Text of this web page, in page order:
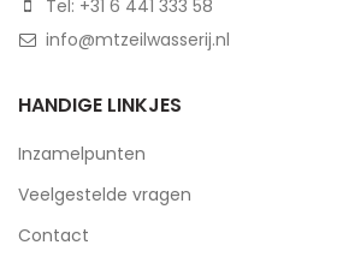
Tel: +31 6 441 333 58
info@mtzeilwasserij.nl
HANDIGE LINKJES
Inzamelpunten
Veelgestelde vragen
Contact